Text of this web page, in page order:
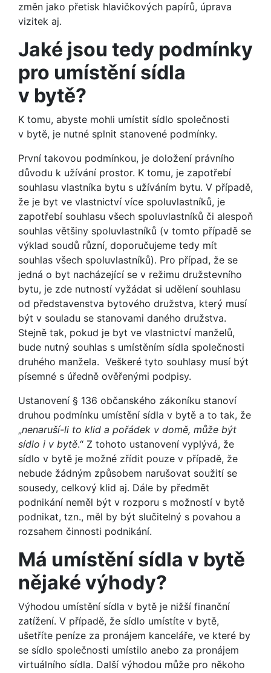
změn jako přetisk hlavičkových papírů, úprava
vizitek aj.
Jaké jsou tedy podmínky
pro umístění sídla
v bytě?
K tomu, abyste mohli umístit sídlo společnosti
v bytě, je nutné splnit stanovené podmínky.
První takovou podmínkou, je doložení právního
důvodu k užívání prostor. K tomu, je zapotřebí
souhlasu vlastníka bytu s užíváním bytu. V případě,
že je byt ve vlastnictví více spoluvlastníků, je
zapotřebí souhlasu všech spoluvlastníků či alespoň
souhlas většiny spoluvlastníků (v tomto případě se
výklad soudů různí, doporučujeme tedy mít
souhlas všech spoluvlastníků). Pro případ, že se
jedná o byt nacházející se v režimu družstevního
bytu, je zde nutností vyžádat si udělení souhlasu
od představenstva bytového družstva, který musí
být v souladu se stanovami daného družstva.
Stejně tak, pokud je byt ve vlastnictví manželů,
bude nutný souhlas s umístěním sídla společnosti
druhého manžela. Veškeré tyto souhlasy musí být
písemné s úředně ověřenými podpisy.
Ustanovení § 136 občanského zákoníku stanoví
druhou podmínku umístění sídla v bytě a to tak, že
„nenaruší-li to klid a pořádek v domě, může být
sídlo i v bytě.“ Z tohoto ustanovení vyplývá, že
sídlo v bytě je možné zřídit pouze v případě, že
nebude žádným způsobem narušovat soužití se
sousedy, celkový klid aj. Dále by předmět
podnikání neměl být v rozporu s možností v bytě
podnikat, tzn., měl by být slučitelný s povahou a
rozsahem činnosti podnikání.
Má umístění sídla v bytě
nějaké výhody?
Výhodou umístění sídla v bytě je nižší finanční
zatížení. V případě, že sídlo umístíte v bytě,
ušetříte peníze za pronájem kanceláře, ve které by
se sídlo společnosti umístilo anebo za pronájem
virtuálního sídla. Další výhodou může pro někoho